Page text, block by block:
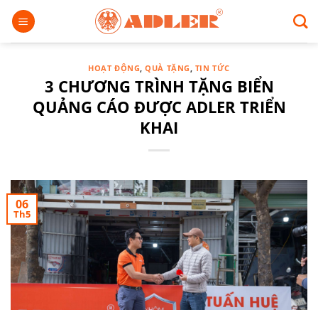
Chuyển
đến
nội
HOẠT ĐỘNG,QUÀ TẶNG, TIN TỨC
3 CHƯƠNG TRÌNH TẶNG BIỂN
QUẢNG CÁO ĐƯỢC ADLER TRIỂN
KHAI
06
Th5